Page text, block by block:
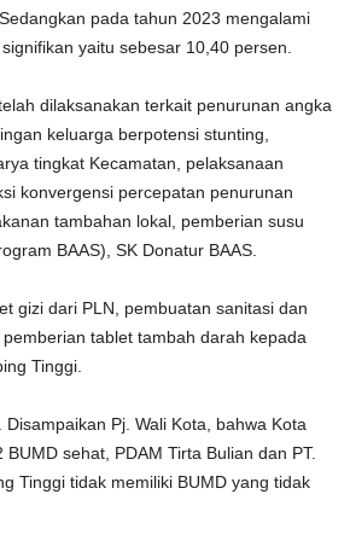
pada tahun 2023 mengalami
yaitu sebesar 10,40 persen.
dilaksanakan terkait penurunan angka
keluarga berpotensi stunting,
tingkat Kecamatan, pelaksanaan
konvergensi percepatan penurunan
tambahan lokal, pemberian susu
BAAS), SK Donatur BAAS.
gizi dari PLN, pembuatan sanitasi dan
tablet tambah darah kepada
Tinggi.
Pj. Wali Kota, bahwa Kota
BUMD sehat, PDAM Tirta Bulian dan PT.
Tinggi tidak memiliki BUMD yang tidak